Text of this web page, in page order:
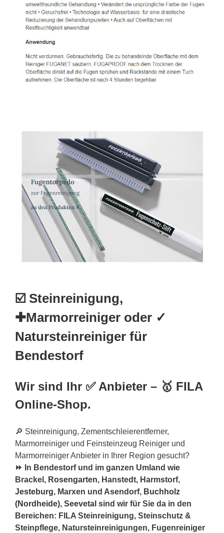
☑️ Steinreinigung,
✚Marmorreiniger oder ✓
Natursteinreiniger für
Bendestorf
Wir sind Ihr ✅ Anbieter – 🥇 FILA
Online-Shop.
🔎 Steinreinigung, Zementschleierentferner,
Marmorreiniger und Feinsteinzeug Reiniger und
Marmorreiniger Anbieter in Ihrer Region gesucht?
⏩ In Bendestorf und im ganzen Umland wie
Brackel, Rosengarten, Hanstedt, Harmstorf,
Jesteburg, Marxen und Asendorf, Buchholz
(Nordheide), Seevetal sind wir für Sie da in den
Bereichen: FILA Steinreinigung, Steinschutz &
Steinpflege, Natursteinreinigungen, Fugenreiniger